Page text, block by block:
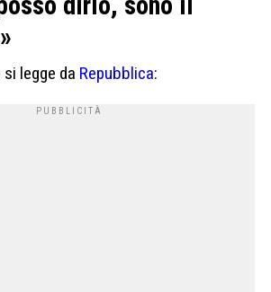
legge da Repubblica: